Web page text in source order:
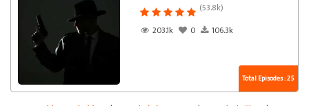
(53.8k)
203.1k
0 106.3k
Total Episodes : 25